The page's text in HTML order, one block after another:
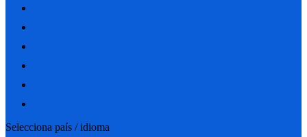
Selecciona país / idioma